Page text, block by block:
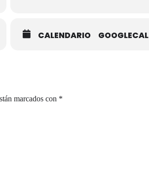
CALENDARIO GOOGLECAL
marcados con *